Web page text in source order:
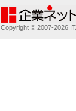
Copyright © 2007-2026